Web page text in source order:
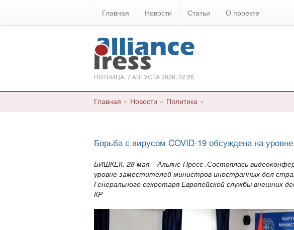
Главная Новости Статьи О проекте
ПЯТНИЦА, 7 АВГУСТА 2026, 02:26
Главная » Новости » Политика »
Борьба с вирусом COVID-19 обсуждена на
БИШКЕК. 28 мая – Альянс-Пресс .Состоялась
уровне заместителей министров иностранных дел
Генерального секретаря Европейской службы
КР